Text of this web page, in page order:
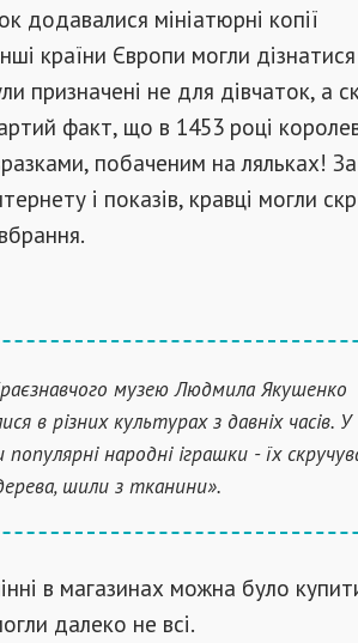
додавалися мініатюрні копії
країни Європи могли
призначені не для дівчаток, а
факт, що в 1453 році
побаченим на ляльках! За
і показів, кравці могли
музею Людмила Якушенко
в різних культурах з давніх часів. У
народні іграшки - їх
шили з тканини».
в магазинах можна було
далеко не всі.